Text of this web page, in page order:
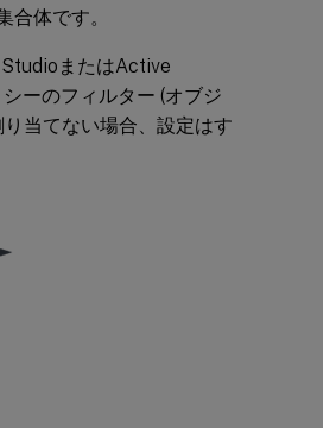
体です。
またはActive
ーのフィルター (オブジ
当てない場合、設定はす